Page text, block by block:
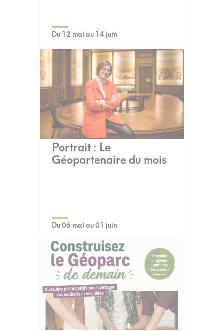
Du 12 mai au 14 juin
Portrait : Le
Géopartenaire du mois
Du 06 mai au 01 juin